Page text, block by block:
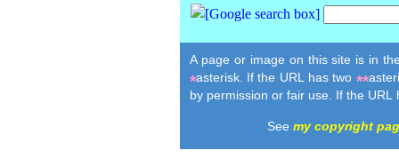
A page or image on this site is in
*asterisk. If the URL has two **
by permission or fair use. If the
See my copyright